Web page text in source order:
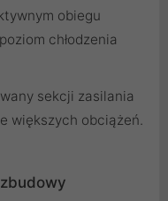
obiegu
chłodzenia
sekcji zasilania
większych obciążeń.